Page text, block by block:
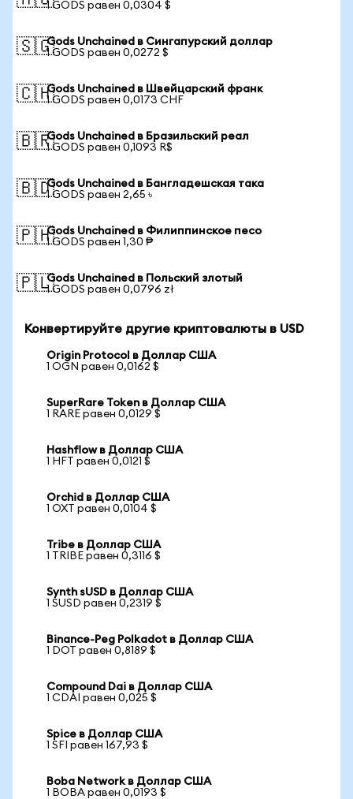
1 GODS равен 0,0304 $
🇸🇬Gods Unchained в Сингапурский доллар
1 GODS равен 0,0272 $
🇨🇭Gods Unchained в Швейцарский франк
1 GODS равен 0,0173 CHF
🇧🇷Gods Unchained в Бразильский реал
1 GODS равен 0,1093 R$
🇧🇩Gods Unchained в Бангладешская така
1 GODS равен 2,65 ৳
🇵🇭Gods Unchained в Филиппинское песо
1 GODS равен 1,30 ₱
🇵🇱Gods Unchained в Польский злотый
1 GODS равен 0,0796 zł
Конвертируйте другие криптовалюты в USD
Origin Protocol в Доллар США
1 OGN равен 0,0162 $
SuperRare Token в Доллар США
1 RARE равен 0,0129 $
Hashflow в Доллар США
1 HFT равен 0,0121 $
Orchid в Доллар США
1 OXT равен 0,0104 $
Tribe в Доллар США
1 TRIBE равен 0,3116 $
Synth sUSD в Доллар США
1 SUSD равен 0,2319 $
Binance-Peg Polkadot в Доллар США
1 DOT равен 0,8189 $
Compound Dai в Доллар США
1 CDAI равен 0,025 $
Spice в Доллар США
1 SFI равен 167,93 $
Boba Network в Доллар США
1 BOBA равен 0,0193 $